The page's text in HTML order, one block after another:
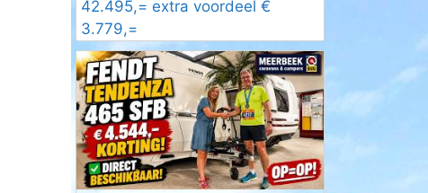
42.495,= extra voordeel €
3.779,=